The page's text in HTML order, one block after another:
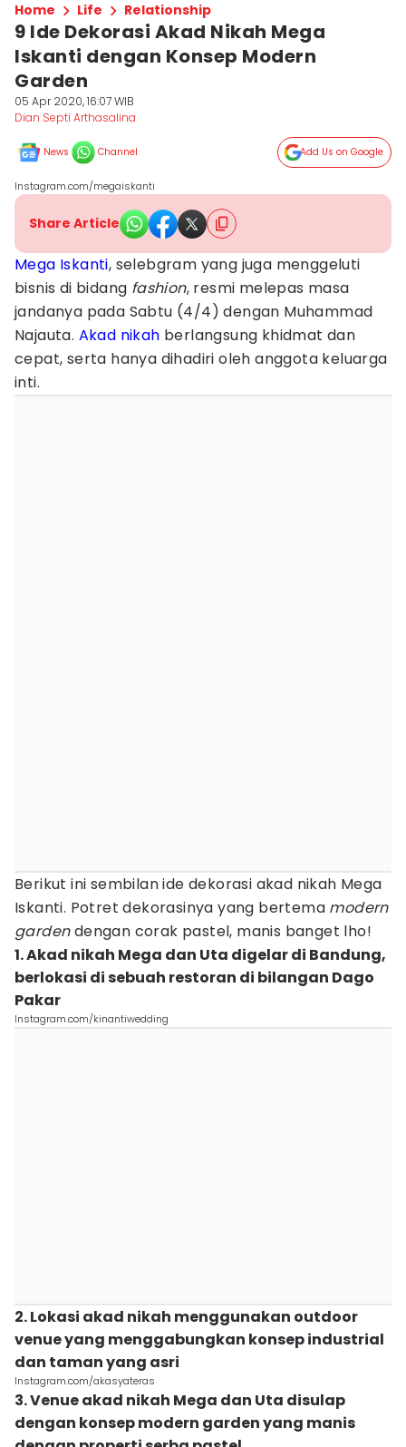
Home Life Relationship
9 Ide Dekorasi Akad Nikah Mega
Iskanti dengan Konsep Modern
Garden
05 Apr 2020, 16:07 WIB
Dian Septi Arthasalina
News Channel Add Us on Google
Instagram.com/megaiskanti
Share Article
Mega Iskanti, selebgram yang juga menggeluti
bisnis di bidang fashion, resmi melepas masa
jandanya pada Sabtu (4/4) dengan Muhammad
Najauta. Akad nikah berlangsung khidmat dan
cepat, serta hanya dihadiri oleh anggota keluarga
inti.
Berikut ini sembilan ide dekorasi akad nikah Mega
Iskanti. Potret dekorasinya yang bertema modern
gardendengan corak pastel, manis banget lho!
1. Akad nikah Mega dan Uta digelar di Bandung,
berlokasi di sebuah restoran di bilangan Dago
Pakar
Instagram.com/kinantiwedding
2. Lokasi akad nikah menggunakan outdoor
venue yang menggabungkan konsep industrial
dan taman yang asri
Instagram.com/akasyateras
3. Venue akad nikah Mega dan Uta disulap
dengan konsep modern garden yang manis